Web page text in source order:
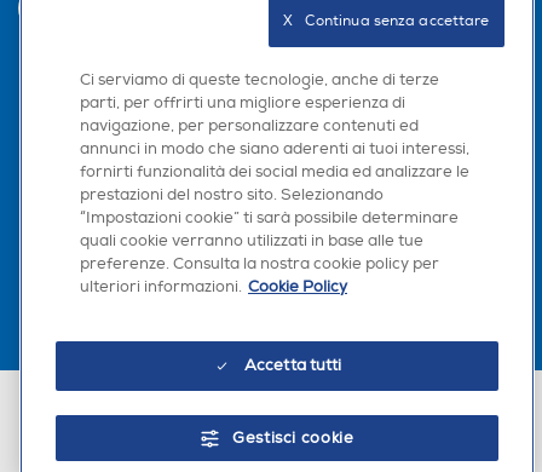
Seguici sui social
Scarica la nostra app
Partita Iva, Codice Fiscale e iscrizione CCIAA Milano Monza Brianza Lodi
n. 13337170156. Codice intermediario SDI: HHBD9AK. Vendite soggette
agli Artt. 45 e ss del Codice del Consumo in tema di Diritti dei
Ci serviamo di queste tecnologie, anche di terze
parti, per offrirti una migliore esperienza di
navigazione, per personalizzare contenuti ed
annunci in modo che siano aderenti ai tuoi interessi,
fornirti funzionalità dei social media ed analizzare le
prestazioni del nostro sito. Selezionando
“Impostazioni cookie” ti sarà possibile determinare
quali cookie verranno utilizzati in base alle tue
preferenze. Consulta la nostra cookie policy per
ulteriori informazioni. Cookie Policy
Accetta tutti
Gestisci cookie
X   Continua senza accettare